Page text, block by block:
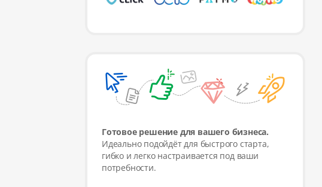
Готовое решение для вашего бизнеса.
Идеально подойдёт для быстрого старта,
гибко и легко настраивается под ваши
потребности.